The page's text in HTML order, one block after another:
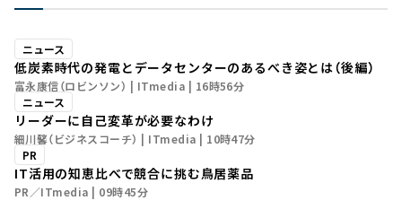
ニュース
低炭素時代の発電とデータセンターのあるべき姿とは（後編）
富永康信（ロビンソン） ITmedia
16時56分
ニュース
リーダーに自己変革が必要なわけ
細川馨（ビジネスコーチ） ITmedia
10時47分
PR
IT活用の知恵比べで競合に挑む鳥居薬品
PR／ITmedia 09時45分